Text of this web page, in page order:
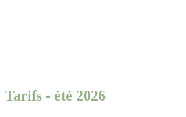
Tarifs - été 2026